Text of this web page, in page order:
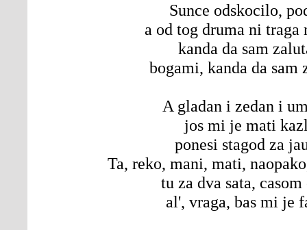
Sunce odskocilo,
a od tog druma ni traga
kanda da sam
bogami, kanda da sam
A gladan i zedan i
jos mi je mati
ponesi stagod za
Ta, reko, mani, mati,
tu za dva sata,
al', vraga, bas mi je